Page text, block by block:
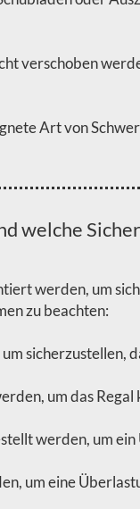
verschoben
Art von
werden, um
zu beachten:
sicherzustellen,
um das
werden, um
um eine